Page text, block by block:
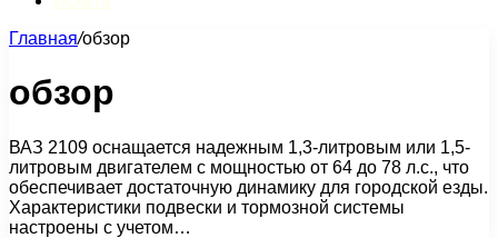
Главная/обзор
обзор
ВАЗ 2109 оснащается надежным 1,3-литровым или 1,5-
литровым двигателем с мощностью от 64 до 78 л.с., что
обеспечивает достаточную динамику для городской езды.
Характеристики подвески и тормозной системы
настроены с учетом…